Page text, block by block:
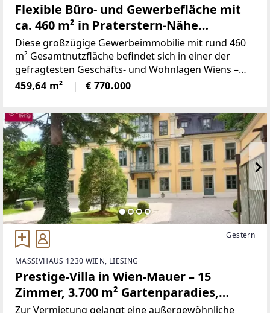
Flexible Büro- und Gewerbefläche mit
ca. 460 m² in Praterstern-Nähe
Gewerbeobjekt mit Zufahrt &
Lagerflächen in zentraler Wiener Lage
Diese großzügige Gewerbeimmobilie mit rund 460
m² Gesamtnutzfläche befindet sich in einer der
gefragtesten Geschäfts- und Wohnlagen Wiens –
zwischen dem Praterstern und dem Grünen
Prater.Die hervorragende Verkehrsanbindung (U-
459,64 m² € 770.000
Gestern
MASSIVHAUS 1230 WIEN, LIESING
Prestige-Villa in Wien-Mauer – 15
Zimmer, 3.700 m² Gartenparadies,
vielseitig nutzbar -Büro & Wohnen
Zur Vermietung gelangt eine außergewöhnliche